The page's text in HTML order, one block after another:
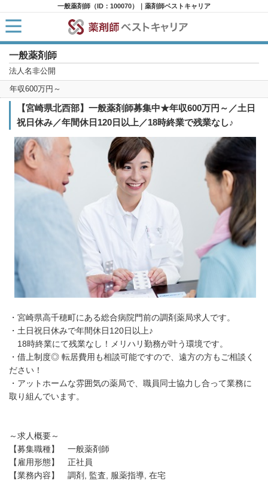
一般薬剤師（ID：100070）｜薬剤師ベストキャリア
一般薬剤師
法人名非公開
年収600万円～
【宮崎県北西部】一般薬剤師募集中★年収600万円～／土日
祝日休み／年間休日120日以上／18時終業で残業なし♪
・宮崎県高千穂町にある総合病院門前の調剤薬局求人です。
・土日祝日休みで年間休日120日以上♪
18時終業にて残業なし！メリハリ勤務が叶う環境です。
・借上制度◎ 転居費用も相談可能ですので、遠方の方もご相談く
ださい！
・アットホームな雰囲気の薬局で、職員同士協力し合って業務に
取り組んでいます。
～求人概要～
【募集職種】 一般薬剤師
【雇用形態】 正社員
【業務内容】 調剤, 監査, 服薬指導, 在宅
HOME
求人検索
新着求人
求人ランキング
キャリアアドバイザー紹介
コラム
転職支援サービスに申し込む